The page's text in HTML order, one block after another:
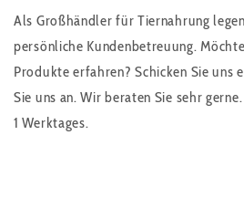
Als Großhändler für Tiernahrung
persönliche Kundenbetreuung.
Produkte erfahren? Schicken Sie uns
Sie uns an. Wir beraten Sie sehr
1 Werktages.